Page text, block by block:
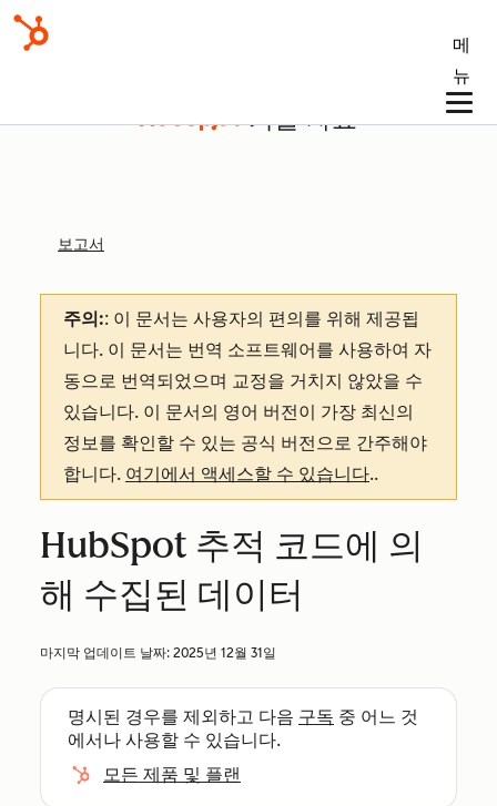
메
뉴
기술 자료
보고서
주의:: 이 문서는 사용자의 편의를 위해 제공됩
니다. 이 문서는 번역 소프트웨어를 사용하여 자
동으로 번역되었으며 교정을 거치지 않았을 수
있습니다. 이 문서의 영어 버전이 가장 최신의
정보를 확인할 수 있는 공식 버전으로 간주해야
합니다. 여기에서 액세스할 수 있습니다..
HubSpot 추적 코드에 의
해 수집된 데이터
마지막 업데이트 날짜: 2025년 12월 31일
명시된 경우를 제외하고 다음 구독 중 어느 것
에서나 사용할 수 있습니다.
모든 제품 및 플랜